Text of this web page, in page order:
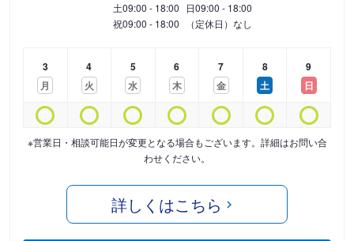
土09:00 - 18:00 日09:00 - 18:00
祝09:00 - 18:00 （定休日）なし
3
月
4
火
5
水
6
木
7
金
8
土
9
日
※営業日・相談可能日が変更となる場合もございます。詳細はお問い合
わせください。
詳しくはこちら